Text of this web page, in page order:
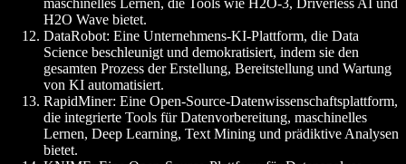
maschinelles Lernen, die Tools wie H2O-3, Driverless AI und
H2O Wave bietet.
DataRobot: Eine Unternehmens-KI-Plattform, die Data
Science beschleunigt und demokratisiert, indem sie den
gesamten Prozess der Erstellung, Bereitstellung und Wartung
von KI automatisiert.
RapidMiner: Eine Open-Source-Datenwissenschaftsplattform,
die integrierte Tools für Datenvorbereitung, maschinelles
Lernen, Deep Learning, Text Mining und prädiktive Analysen
bietet.